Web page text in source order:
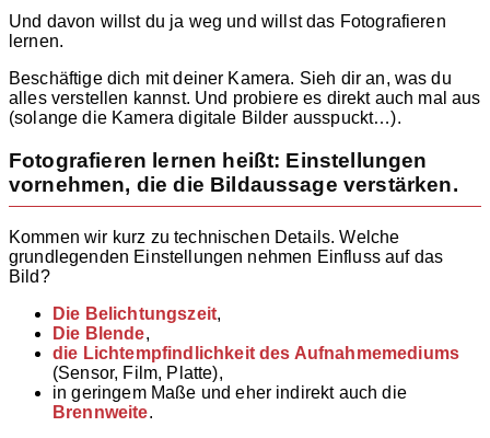
Und davon willst du ja weg und willst das Fotografieren
lernen.
Beschäftige dich mit deiner Kamera. Sieh dir an, was du
alles verstellen kannst. Und probiere es direkt auch mal aus
(solange die Kamera digitale Bilder ausspuckt…).
Fotografieren lernen heißt: Einstellungen
vornehmen, die die Bildaussage verstärken.
Kommen wir kurz zu technischen Details. Welche
grundlegenden Einstellungen nehmen Einfluss auf das
Bild?
Die Belichtungszeit,
Die Blende,
die Lichtempfindlichkeit des Aufnahmemediums
(Sensor, Film, Platte),
in geringem Maße und eher indirekt auch die
Brennweite.